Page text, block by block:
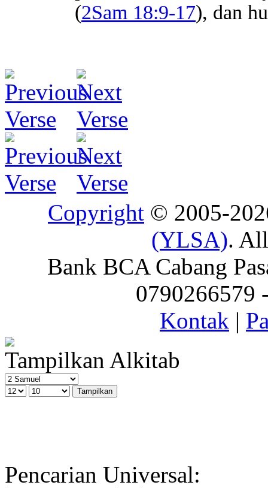
(2Sam 18:9-17), dan
Copyright © 2005-
(YLSA).
Bank BCA Cabang
0790266579
Kontak |
Tampilkan Alkitab
Pencarian Universal: